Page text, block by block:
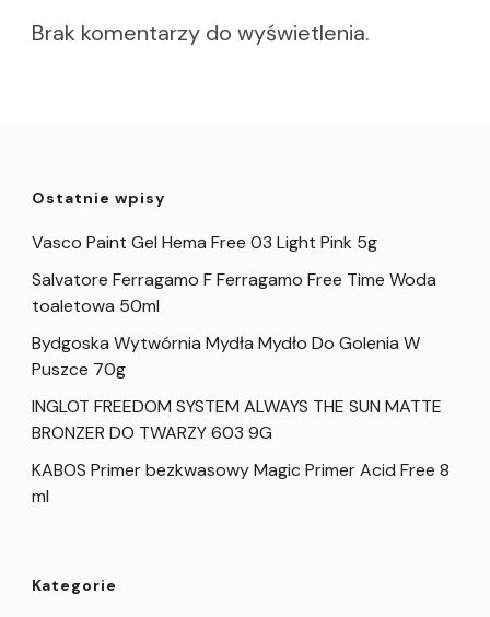
Brak komentarzy do wyświetlenia.
Ostatnie wpisy
Vasco Paint Gel Hema Free 03 Light Pink 5g
Salvatore Ferragamo F Ferragamo Free Time Woda
toaletowa 50ml
Bydgoska Wytwórnia Mydła Mydło Do Golenia W
Puszce 70g
INGLOT FREEDOM SYSTEM ALWAYS THE SUN MATTE
BRONZER DO TWARZY 603 9G
KABOS Primer bezkwasowy Magic Primer Acid Free 8
ml
Kategorie